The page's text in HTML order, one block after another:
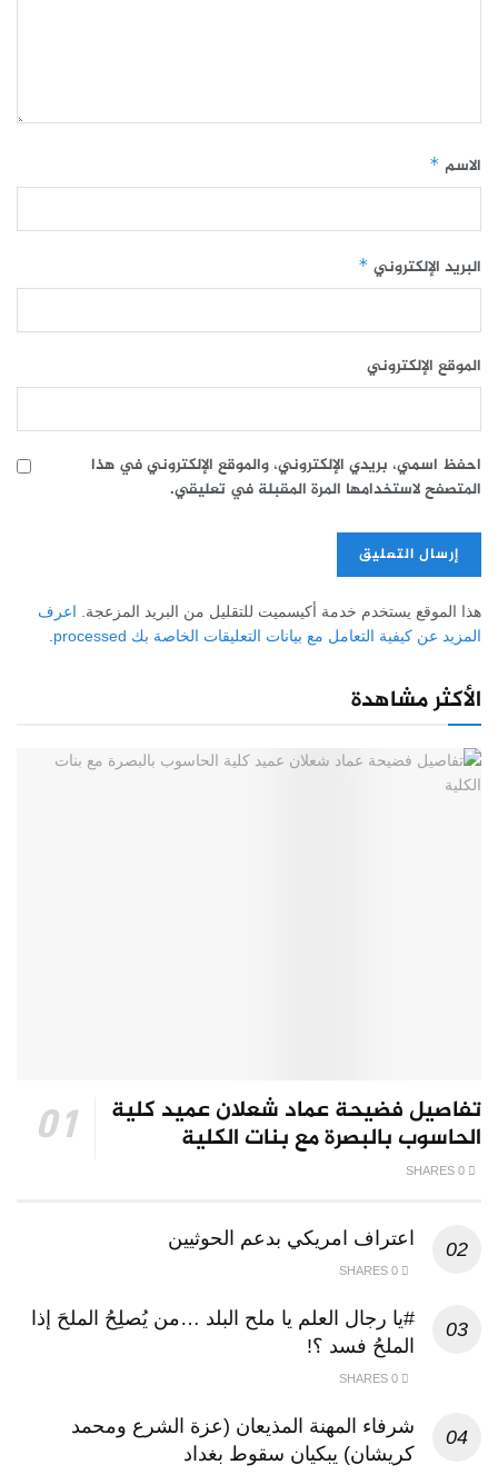
الاسم *
البريد الإلكتروني *
الموقع الإلكتروني
احفظ اسمي، بريدي الإلكتروني، والموقع الإلكتروني في هذا
المتصفح لاستخدامها المرة المقبلة في تعليقي.
هذا الموقع يستخدم خدمة أكيسميت للتقليل من البريد المزعجة. اعرف
المزيد عن كيفية التعامل مع بيانات التعليقات الخاصة بك processed
الأكثر مشاهدة
تفاصيل فضيحة عماد شعلان عميد كلية
الحاسوب بالبصرة مع بنات الكلية
اعتراف امريكي بدعم الحوثيين
#يا رجال العلم يا ملح البلد …من يُصلِحُ الملحَ إذا
الملحُ فسد ؟!
شرفاء المهنة المذيعان (عزة الشرع ومحمد
كريشان) يبكيان سقوط بغداد